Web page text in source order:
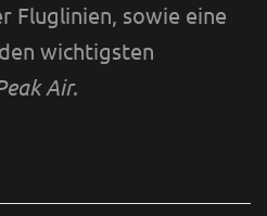
Fluglinien, sowie eine
wichtigsten
Air.